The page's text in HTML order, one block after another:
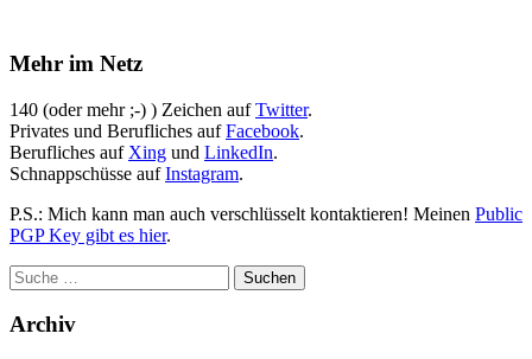
Mehr im Netz
140 (oder mehr ;-) ) Zeichen aufTwitter.
Privates und Berufliches aufFacebook.
Berufliches auf Xing und LinkedIn.
Schnappschüsse aufInstagram.
P.S.: Mich kann man auch verschlüsselt kontaktieren! Meinen Public
PGP Key gibt es hier.
Archiv